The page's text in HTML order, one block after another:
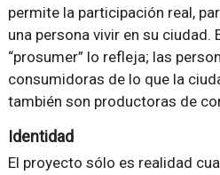
permite la participación real,
una persona vivir en su ciudad.
“prosumer” lo refleja; las
consumidoras de lo que la
también son productoras de
Identidad
El proyecto sólo es realidad